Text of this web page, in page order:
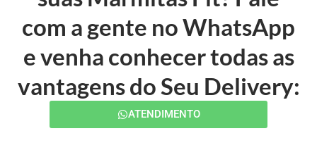
com a gente no WhatsApp
e venha conhecer todas as
vantagens do Seu Delivery:
ATENDIMENTO